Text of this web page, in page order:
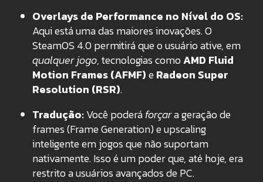
Overlays de Performance no Nível do OS:
Aqui está uma das maiores inovações. O
SteamOS 4.0 permitirá que o usuário ative, em
qualquer jogo, tecnologias comoAMD Fluid
Motion Frames (AFMF)eRadeon Super
Resolution (RSR).
Tradução:Você poderáforçara geração de
frames (Frame Generation) e upscaling
inteligente em jogos que não suportam
nativamente. Isso é um poder que, até hoje, era
restrito a usuários avançados de PC.